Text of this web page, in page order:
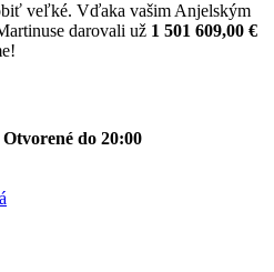
veľké. Vďaka vašim Anjelským
darovali už 1 501 609,00 €
Otvorené do 20:00